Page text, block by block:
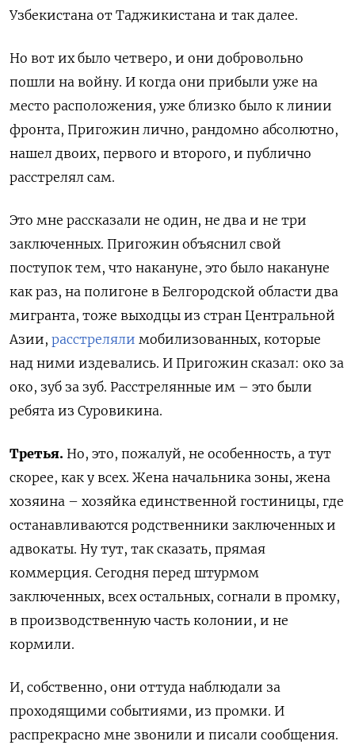
Узбекистана от Таджикистана и так далее.
Но вот их было четверо, и они добровольно
пошли на войну. И когда они прибыли уже на
место расположения, уже близко было к линии
фронта, Пригожин лично, рандомно абсолютно,
нашел двоих, первого и второго, и публично
расстрелял сам.
Это мне рассказали не один, не два и не три
заключенных. Пригожин объяснил свой
поступок тем, что накануне, это было накануне
как раз, на полигоне в Белгородской области два
мигранта, тоже выходцы из стран Центральной
Азии, расстреляли мобилизованных, которые
над ними издевались. И Пригожин сказал: око за
око, зуб за зуб. Расстрелянные им – это были
ребята из Суровикина.
Третья. Но, это, пожалуй, не особенность, а тут
скорее, как у всех. Жена начальника зоны, жена
хозяина – хозяйка единственной гостиницы, где
останавливаются родственники заключенных и
адвокаты. Ну тут, так сказать, прямая
коммерция. Сегодня перед штурмом
заключенных, всех остальных, согнали в промку,
в производственную часть колонии, и не
кормили.
И, собственно, они оттуда наблюдали за
проходящими событиями, из промки. И
распрекрасно мне звонили и писали сообщения.